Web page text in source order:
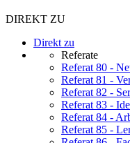
DIREKT ZU
Direkt zu
Referate
Referat 80 -
Referat 81 -
Referat 82 -
Referat 83 -
Referat 84 -
Referat 85 -